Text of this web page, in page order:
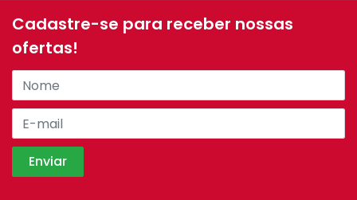
Cadastre-se para receber nossas
ofertas!